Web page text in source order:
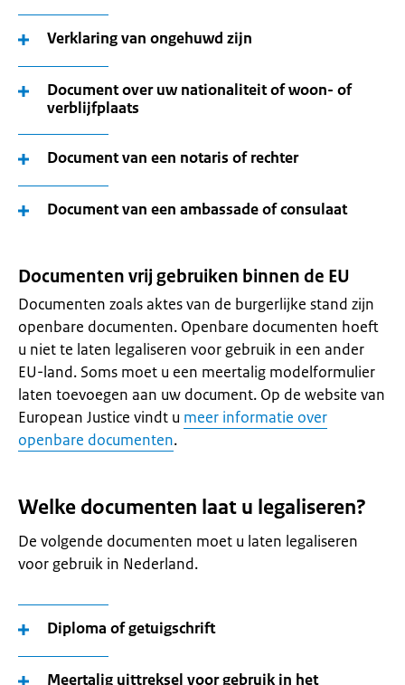
Verklaring van ongehuwd zijn
Document over uw nationaliteit of woon- of
verblijfplaats
Document van een notaris of rechter
Document van een ambassade of consulaat
Documenten vrij gebruiken binnen de EU
Documenten zoals aktes van de burgerlijke stand zijn
openbare documenten. Openbare documenten hoeft
u niet te laten legaliseren voor gebruik in een ander
EU-land. Soms moet u een meertalig modelformulier
laten toevoegen aan uw document. Op de website van
European Justice vindt u meer informatie over
openbare documenten.
Welke documenten laat u legaliseren?
De volgende documenten moet u laten legaliseren
voor gebruik in Nederland.
Diploma of getuigschrift
Meertalig uittreksel voor gebruik in het